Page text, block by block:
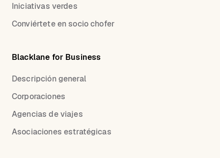
Iniciativas verdes
Conviértete en socio chofer
Blacklane for Business
Descripción general
Corporaciones
Agencias de viajes
Asociaciones estratégicas